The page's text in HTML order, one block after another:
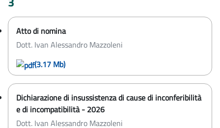
Atto di nomina
Dott. Ivan Alessandro Mazzoleni
(3.17 Mb)
Dichiarazione di insussistenza di cause di inconferibilità
e di incompatibilità - 2026
Dott. Ivan Alessandro Mazzoleni